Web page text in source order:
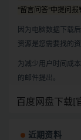
“留言问答”中提问报
因为电脑数据下载
资源是您需要找的资
为减少用户时间成
的邮件提出。
百度网盘下载[
近期资料